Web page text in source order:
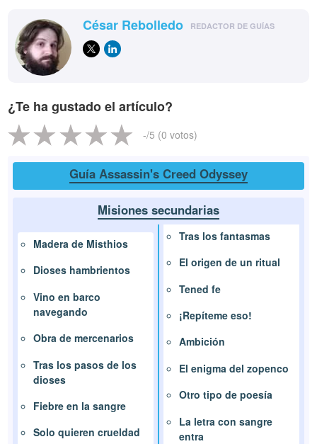
César Rebolledo REDACTOR DE GUÍAS
¿Te ha gustado el artículo?
-/5 (0 votos)
Guía Assassin's Creed Odyssey
Misiones secundarias
Madera de Misthios
Dioses hambrientos
Vino en barco
navegando
Obra de mercenarios
Tras los pasos de los
dioses
Fiebre en la sangre
Solo quieren crueldad
Tras los fantasmas
El origen de un ritual
Tened fe
¡Repíteme eso!
Ambición
El enigma del zopenco
Otro tipo de poesía
La letra con sangre
entra